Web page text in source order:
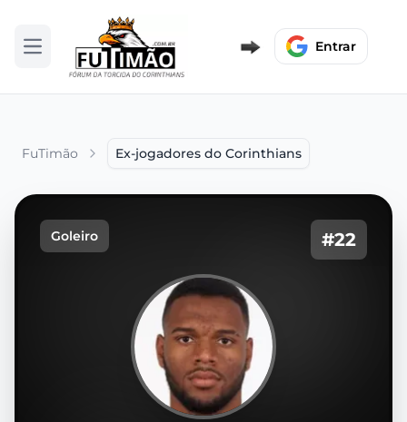
Abrir menu Entrar
FuTimão Ex-jogadores do Corinthians
Goleiro #22